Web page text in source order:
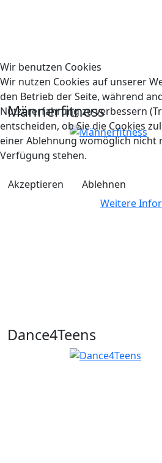
Männerfitness
Dance4Teens
Wir benutzen Cookies
Wir nutzen Cookies auf unserer
den Betrieb der Seite, während
Nutzererfahrung zu verbessern
entscheiden, ob Sie die Cookies
einer Ablehnung womöglich nicht
Verfügung stehen.
Akzeptieren
Ablehnen
Weitere